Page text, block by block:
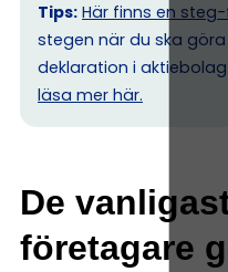
Tips: Här finns en
stegen när du ska
deklaration i
läsa mer här.
De
företagare